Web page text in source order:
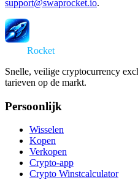
support@swaprocket.io.
Rocket
Snelle, veilige cryptocurrency
tarieven op de markt.
Persoonlijk
Wisselen
Kopen
Verkopen
Crypto-app
Crypto Winstcalculator